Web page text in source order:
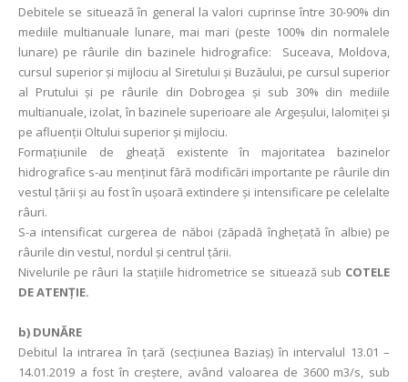
Debitele se situează în general la valori cuprinse între 30-90% din
mediile multianuale lunare, mai mari (peste 100% din normalele
lunare) pe râurile din bazinele hidrografice: Suceava, Moldova,
cursul superior şi mijlociu al Siretului și Buzăului, pe cursul superior
al Prutului și pe râurile din Dobrogea şi sub 30% din mediile
multianuale, izolat, în bazinele superioare ale Argeșului, Ialomiței și
pe afluenții Oltului superior și mijlociu.
Formațiunile de gheață existente în majoritatea bazinelor
hidrografice s-au menținut fără modificări importante pe râurile din
vestul țării și au fost în ușoară extindere și intensificare pe celelalte
râuri.
S-a intensificat curgerea de năboi (zăpadă îngheţată în albie) pe
râurile din vestul, nordul și centrul țării.
Nivelurile pe râuri la staţiile hidrometrice se situează sub COTELE
DE ATENŢIE.
b) DUNĂRE
Debitul la intrarea în ţară (secţiunea Baziaş) în intervalul 13.01 –
14.01.2019 a fost în creştere, având valoarea de 3600 m3/s, sub